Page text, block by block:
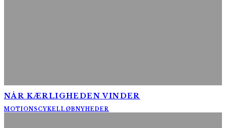
NÅR KÆRLIGHEDEN VINDER
MOTIONSCYKELLØBNYHEDER